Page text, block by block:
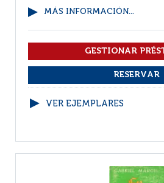
MÁS INFORMACIÓN...
VER EJEMPLARES